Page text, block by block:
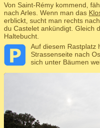
Von Saint-Rémy kommend,
nach Arles. Wenn man das
erblickt, sucht man rechts
du Castelet ankündigt. Gleich
Haltebucht.
Auf diesem Rastplatz
Strassenseite nach
sich unter Bäumen